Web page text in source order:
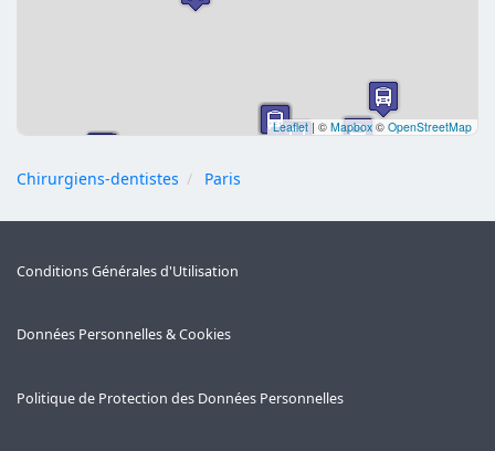
Leaflet | © Mapbox © OpenStreetMap
Chirurgiens-dentistes Paris
Conditions Générales d'Utilisation
Données Personnelles & Cookies
Politique de Protection des Données Personnelles